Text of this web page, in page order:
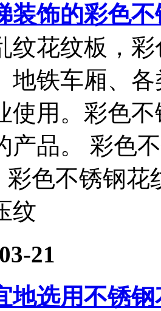
装饰的彩色
纹花纹板，
地铁车厢、
使用。彩色
产品。 彩色
彩色不锈钢
纹
21
地选用不锈